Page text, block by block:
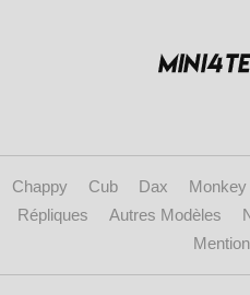
Chappy Cub Dax Monkey
Répliques
Autres Modèles